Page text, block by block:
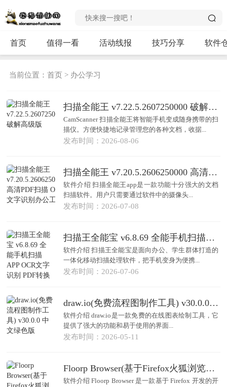
首页 值得一看 活动线报 技巧分享 软件
当前位置：首页 > 办公学习
扫描全能王 v7.22.5.2607250000 破解高级版
CamScanner 扫描全能王将智能手机变成随身携带的扫
描仪。方便快捷地记录管理您的各种文档，收据...
发布时间：2026-08-06
扫描全能王 v7.20.5.2606250000 高清PDF扫描 OCR文字识别办公工具
软件介绍 扫描全能王app是一款功能十分强大的文档
扫描软件。用户只需要通过软件中的摄像头...
发布时间：2026-07-08
扫描王全能宝 v6.8.69 全能手机扫描APP OCR文字识别 PDF转换工具
软件介绍 扫描王全能宝是面向办公、学生群体打造的
一体化移动扫描处理软件，把手机变身为便携...
发布时间：2026-07-06
draw.io(免费流程图制作工具) v30.0.0 中文绿色版
软件介绍 draw.io是一款免费的在线图表绘制工具，它
提供了强大的功能和易于使用的界面...
发布时间：2026-05-11
Floorp Browser(基于Firefox火狐浏览器) v12.10.3 多语便携版
软件介绍 Floorp Browser 是一款基于 Firefox 开发的开